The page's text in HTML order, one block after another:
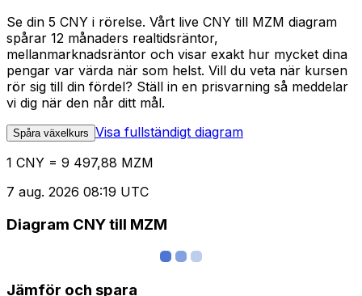
Se din 5 CNY i rörelse. Vårt live CNY till MZM diagram
spårar 12 månaders realtidsräntor,
mellanmarknadsräntor och visar exakt hur mycket dina
pengar var värda när som helst. Vill du veta när kursen
rör sig till din fördel? Ställ in en prisvarning så meddelar
vi dig när den når ditt mål.
Spåra växelkurs Visa fullständigt diagram
1 CNY = 9 497,88 MZM
7 aug. 2026 08:19 UTC
Diagram CNY till MZM
Jämför och spara